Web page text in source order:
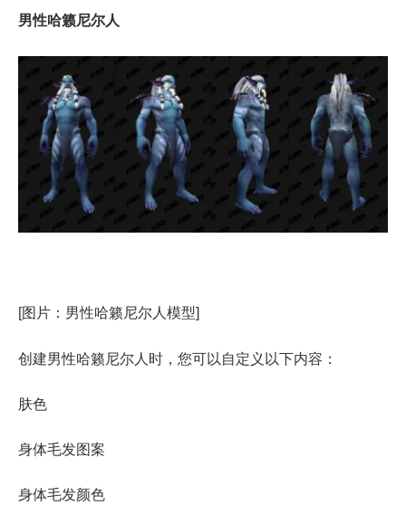
男性哈籁尼尔人
[图片：男性哈籁尼尔人模型]
创建男性哈籁尼尔人时，您可以自定义以下内容：
肤色
身体毛发图案
身体毛发颜色